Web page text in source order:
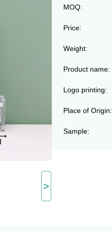
>
MOQ:
Price:
Weight:
Product name:
Logo printing:
Place of Origin:
Sample: